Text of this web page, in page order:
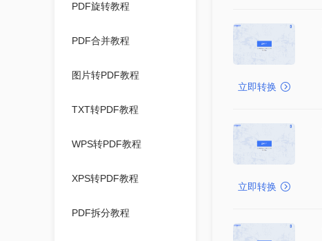
PDF旋转教程
PDF合并教程
图片转PDF教程
TXT转PDF教程
WPS转PDF教程
XPS转PDF教程
PDF拆分教程
立即转换
立即转换